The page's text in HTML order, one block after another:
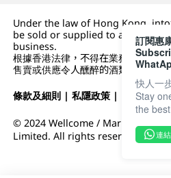
Under the law of Hong Kong,
be sold or supplied to a minor
business.
根據香港法律，不得在業務過程中，
售賣或供應令人醺醉的酒類。
條款及細則 |私隱政策 | DFI零售集
© 2024 Wellcome / Market Place.
Limited. All rights reserved.
訂閱惠
快人一
Stay
the
連